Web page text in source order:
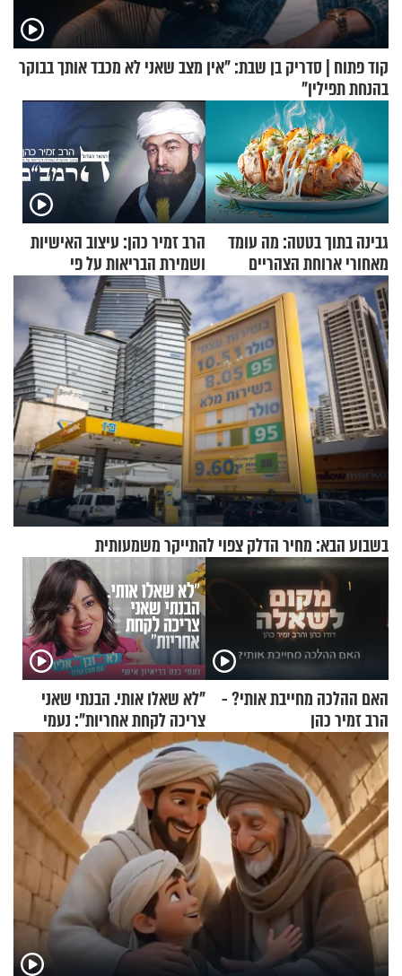
קוד פתוח | סדריק בן שבת: "אין מצב שאני לא מכבד אותך בבוקר
בהנחת תפילין"
גבינה בתוך בטטה: מה עומד
מאחורי ארוחת הצהריים
שכבשה את הרשת?
הרב זמיר כהן: עיצוב האישיות
ושמירת הבריאות על פי
הרמב"ם - פרק 18
בשבוע הבא: מחיר הדלק צפוי להתייקר משמעותית
האם ההלכה מחייבת אותי? -
הרב זמיר כהן
"לא שאלו אותי. הבנתי שאני
צריכה לקחת אחריות": נעמי
בנט בריאיון אישי